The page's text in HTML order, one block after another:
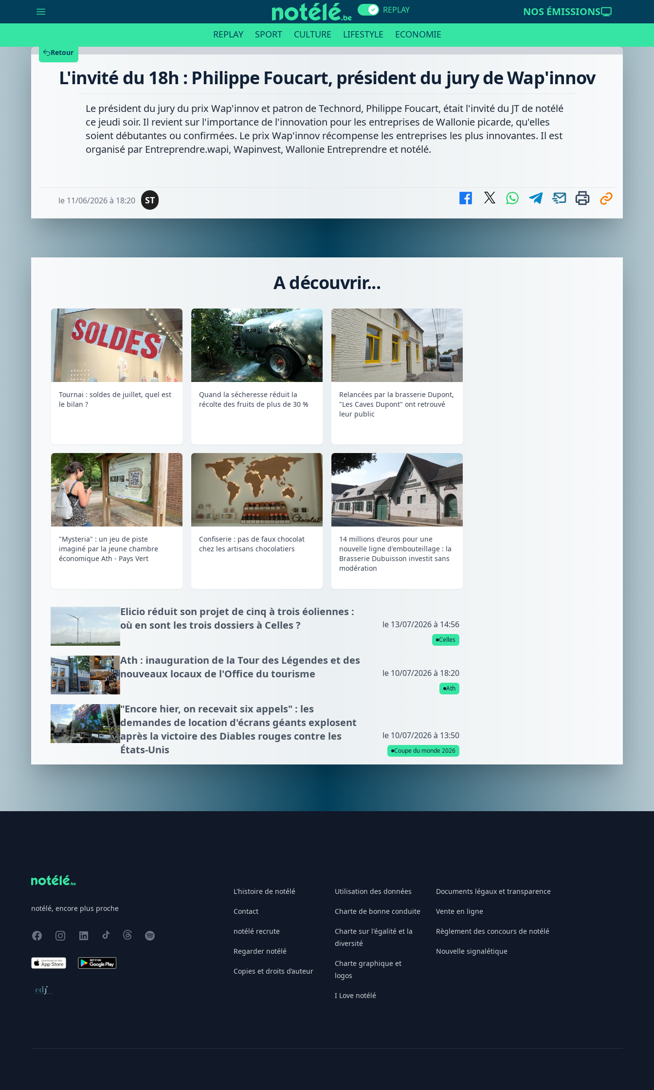
REPLAY NOS ÉMISSIONS
REPLAY SPORT CULTURE LIFESTYLE ECONOMIE
Retour
L'invité du 18h : Philippe Foucart, président du jury de Wap'innov
Le président du jury du prix Wap'innov et patron de Technord, Philippe Foucart, était l'invité du JT de notélé
ce jeudi soir. Il revient sur l'importance de l'innovation pour les entreprises de Wallonie picarde, qu'elles
soient débutantes ou confirmées. Le prix Wap'innov récompense les entreprises les plus innovantes. Il est
organisé par Entreprendre.wapi, Wapinvest, Wallonie Entreprendre et notélé.
le 11/06/2026 à 18:20 ST
A découvrir...
Tournai : soldes de juillet, quel est
le bilan ?
Quand la sécheresse réduit la
récolte des fruits de plus de 30 %
Relancées par la brasserie Dupont,
"Les Caves Dupont" ont retrouvé
leur public
"Mysteria" : un jeu de piste
imaginé par la jeune chambre
économique Ath - Pays Vert
Confiserie : pas de faux chocolat
chez les artisans chocolatiers
14 millions d'euros pour une
nouvelle ligne d'embouteillage : la
Brasserie Dubuisson investit sans
modération
Elicio réduit son projet de cinq à trois éoliennes :
où en sont les trois dossiers à Celles ?
le 13/07/2026 à 14:56
Celles
Ath : inauguration de la Tour des Légendes et des
nouveaux locaux de l'Office du tourisme
le 10/07/2026 à 18:20
Ath
"Encore hier, on recevait six appels" : les
demandes de location d'écrans géants explosent
après la victoire des Diables rouges contre les
États-Unis
le 10/07/2026 à 13:50
Coupe du monde 2026
notélé, encore plus proche
FacebookInstagram
X TikTokThreadsSpotify
App Store Google Play
Conseil de déontologie journalistique
L'histoire de notélé
Contact
notélé recrute
Regarder notélé
Copies et droits d’auteur
Utilisation des données
Charte de bonne conduite
Charte sur l'égalité et la
diversité
Charte graphique et
logos
I Love notélé
Documents légaux et transparence
Vente en ligne
Règlement des concours de notélé
Nouvelle signalétique